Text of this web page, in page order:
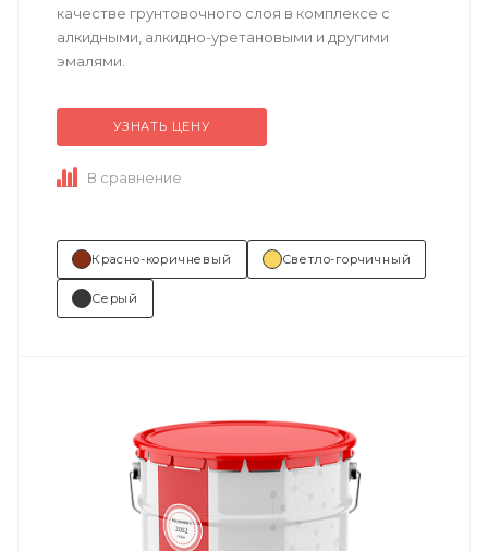
качестве грунтовочного слоя в комплексе с
алкидными, алкидно-уретановыми и другими
эмалями.
Техническое описание
Состав (тип связующего):
УЗНАТЬ ЦЕНУ
В сравнение
Красно-коричневый Светло-горчичный
Серый